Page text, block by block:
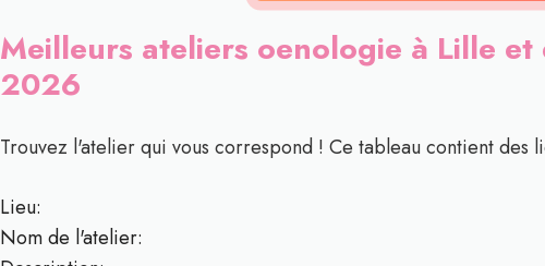
Meilleurs ateliers oenologie à Lille
2026
Trouvez l'atelier qui vous correspond ! Ce tableau contient des
Lieu:
Nom de l'atelier: